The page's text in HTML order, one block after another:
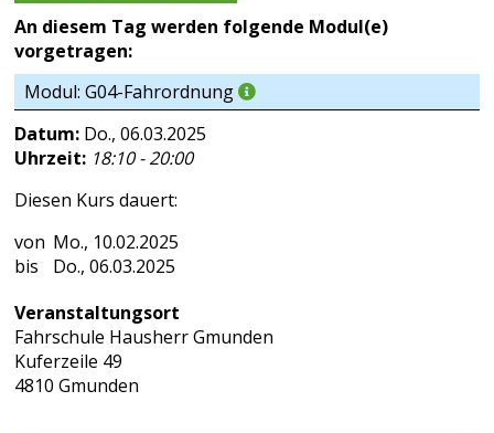
An diesem Tag werden folgende Modul(e)
vorgetragen:
Modul: G04-Fahrordnung
Datum: Do., 06.03.2025
Uhrzeit: 18:10 - 20:00
Diesen Kurs dauert:
Mo., 10.02.2025
Do., 06.03.2025
Veranstaltungsort
Fahrschule Hausherr Gmunden
Kuferzeile 49
4810 Gmunden